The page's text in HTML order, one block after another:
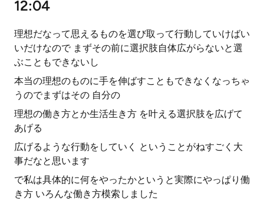
12:04
理想だなって思えるものを選び取って行動していけばい
いだけなので まずその前に選択肢自体広がらないと選
ぶこともできないし
本当の理想のものに手を伸ばすこともできなくなっちゃ
うのでまずはその 自分の
理想の働き方とか生活生き方 を叶える選択肢を広げて
あげる
広げるような行動をしていく ということがねすごく大
事だなと思います
で私は具体的に何をやったかというと実際にやっぱり働
き方 いろんな働き方模索しました